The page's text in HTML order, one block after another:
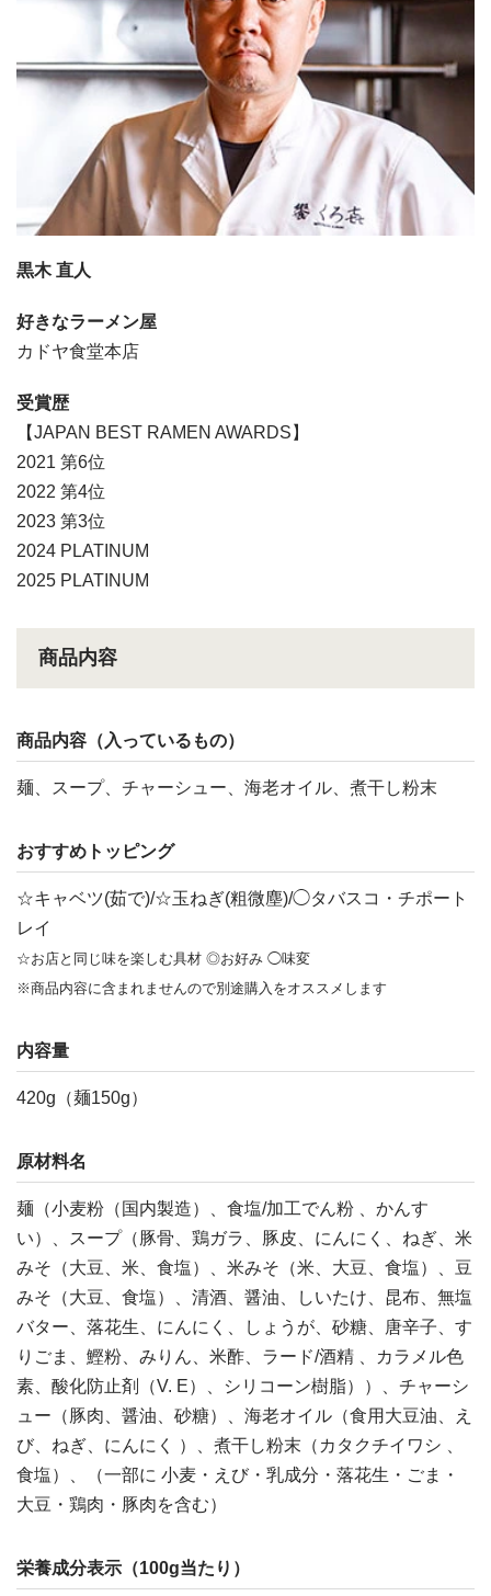
黒木 直人
好きなラーメン屋
カドヤ食堂本店
受賞歴
【JAPAN BEST RAMEN AWARDS】
2021 第6位
2022 第4位
2023 第3位
2024 PLATINUM
2025 PLATINUM
商品内容
商品内容（入っているもの）
麺、スープ、チャーシュー、海老オイル、煮干し粉末
おすすめトッピング
☆キャベツ(茹で)/☆玉ねぎ(粗微塵)/◯タバスコ・チポート
レイ
☆お店と同じ味を楽しむ具材 ◎お好み ◯味変
※商品内容に含まれませんので別途購入をオススメします
内容量
420g（麺150g）
原材料名
麺（小麦粉（国内製造）、食塩/加工でん粉 、かんす
い）、スープ（豚骨、鶏ガラ、豚皮、にんにく、ねぎ、米
みそ（大豆、米、食塩）、米みそ（米、大豆、食塩）、豆
みそ（大豆、食塩）、清酒、醤油、しいたけ、昆布、無塩
バター、落花生、にんにく、しょうが、砂糖、唐辛子、す
りごま、鰹粉、みりん、米酢、ラード/酒精 、カラメル色
素、酸化防止剤（V. E）、シリコーン樹脂））、チャーシ
ュー（豚肉、醤油、砂糖）、海老オイル（食用大豆油、え
び、ねぎ、にんにく ）、煮干し粉末（カタクチイワシ 、
食塩）、（一部に 小麦・えび・乳成分・落花生・ごま・
大豆・鶏肉・豚肉を含む）
栄養成分表示（100g当たり）